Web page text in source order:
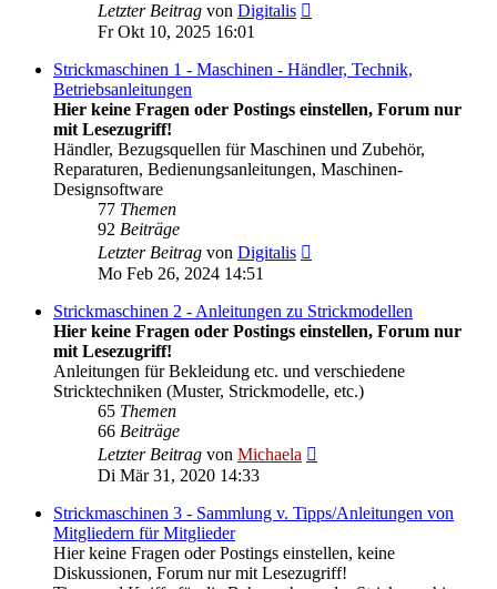
Letzter Beitrag von Digitalis
Fr Okt 10, 2025 16:01
Strickmaschinen 1 - Maschinen - Händler, Technik,
Betriebsanleitungen
Hier keine Fragen oder Postings einstellen, Forum nur
mit Lesezugriff!
Händler, Bezugsquellen für Maschinen und Zubehör,
Reparaturen, Bedienungsanleitungen, Maschinen-
Designsoftware
77 Themen
92 Beiträge
Letzter Beitrag von Digitalis
Mo Feb 26, 2024 14:51
Strickmaschinen 2 - Anleitungen zu Strickmodellen
Hier keine Fragen oder Postings einstellen, Forum nur
mit Lesezugriff!
Anleitungen für Bekleidung etc. und verschiedene
Stricktechniken (Muster, Strickmodelle, etc.)
65 Themen
66 Beiträge
Letzter Beitrag von Michaela
Di Mär 31, 2020 14:33
Strickmaschinen 3 - Sammlung v. Tipps/Anleitungen von
Mitgliedern für Mitglieder
Hier keine Fragen oder Postings einstellen, keine
Diskussionen, Forum nur mit Lesezugriff!